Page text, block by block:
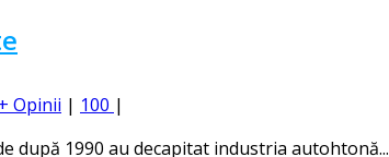
Opinii | 100 |
după 1990 au decapitat industria autohtonă...